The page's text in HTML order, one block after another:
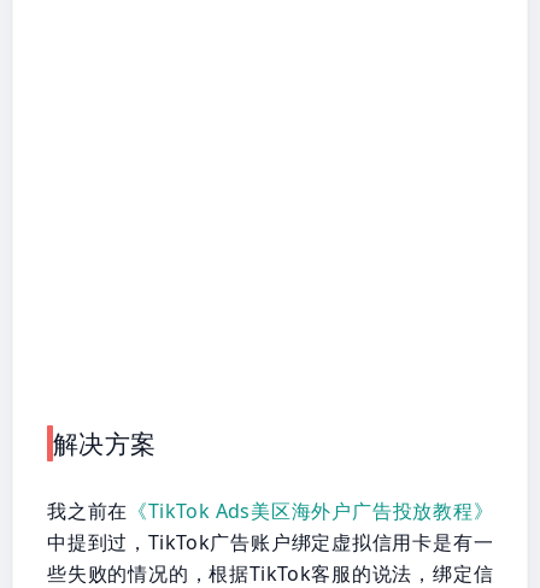
解决方案
我之前在 《TikTok Ads美区海外户广告投放教程》
中提到过，TikTok广告账户绑定虚拟信用卡是有一
些失败的情况的，根据TikTok客服的说法，绑定信